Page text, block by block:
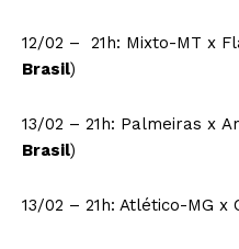
12/02 – 21h: Mixto-MT x
Brasil)
13/02 – 21h: Palmeiras x
Brasil)
13/02 – 21h: Atlético-MG x